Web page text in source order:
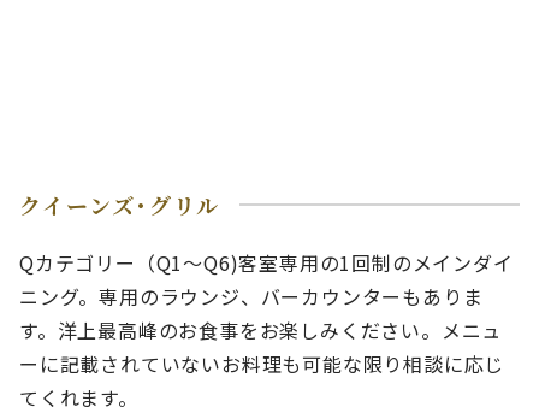
クイーンズ･グリル
Qカテゴリー（Q1～Q6)客室専用の1回制のメインダイ
ニング。専用のラウンジ、バーカウンターもありま
す。洋上最高峰のお食事をお楽しみください。メニュ
ーに記載されていないお料理も可能な限り相談に応じ
てくれます。